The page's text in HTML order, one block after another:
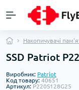
Накопичувачі
SSD Patriot
Виробник: Patriot
Код товару: 40651
Артикул: P220S128G25